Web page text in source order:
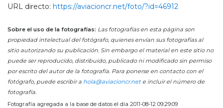
URL directo: https://aviacioncr.net/foto/?id=46912
Sobre el uso de la fotografías: Las fotografías en esta página son
propiedad intelectual del fotógrafo, quienes envían sus fotografías al
sitio autorizando su publicación. Sin embargo el material en este sitio no
puede ser reproducido, distribuido, publicado ni modificado sin permiso
por escrito del autor de la fotografía. Para ponerse en contacto con el
fotógrafo, puede escribir a hola@aviacioncr.nete incluir el número de
fotografía.
Fotografía agregada a la base de datos el día 2011-08-12 09:29:09